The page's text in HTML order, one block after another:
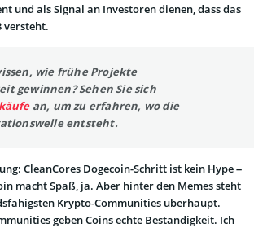
und als Signal an Investoren dienen, dass das
versteht.
wie frühe Projekte
gewinnen? Sehen Sie sich
an, um zu erfahren, wo die
entsteht.
CleanCores Dogecoin-Schritt ist kein Hype –
macht Spaß, ja. Aber hinter den Memes steht
Krypto-Communities überhaupt.
geben Coins echte Beständigkeit. Ich